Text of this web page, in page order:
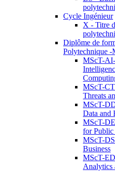
Cycle Ingénieur
X - Titre
Diplôme de
Polytechnique
MScT-
MScT-
Threats
MScT-
Data and
MScT-
for
MScT-
Business
MScT-
Analytics